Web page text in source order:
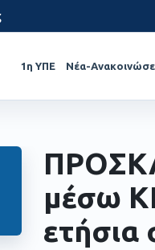
1η ΥΠΕ Νέα-
μέσω
ετήσια